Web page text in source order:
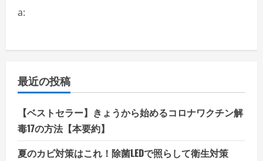
a:
最近の投稿
【ベストセラー】きょうから始めるコロナワクチン解
毒17の方法【本要約】
夏のカビ対策はこれ！除菌LEDで照らして衛生対策